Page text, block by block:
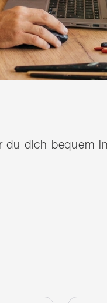
du dich bequem